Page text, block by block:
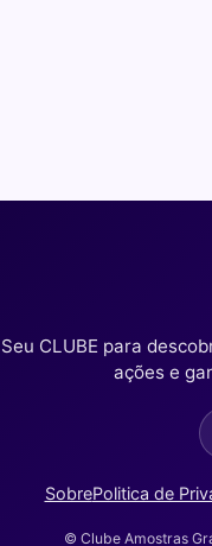
Seu CLUBE para
ações e
SobrePolitica de
© Clube Amostras